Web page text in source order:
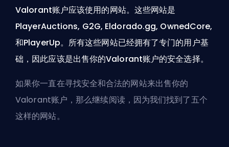
Valorant账户应该使用的网站。这些网站是
PlayerAuctions, G2G, Eldorado.gg, OwnedCore,
和PlayerUp。所有这些网站已经拥有了专门的用户基
础，因此应该是出售你的Valorant账户的安全选择。
如果你一直在寻找安全和合法的网站来出售你的
Valorant账户，那么继续阅读，因为我们找到了五个
这样的网站。